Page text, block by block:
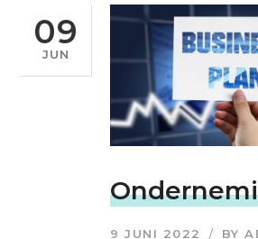
09
JUN
9 JUNI 2022 BY